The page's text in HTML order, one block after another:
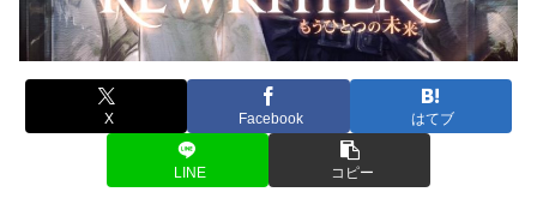
X Facebook はてブ
LINE コピー